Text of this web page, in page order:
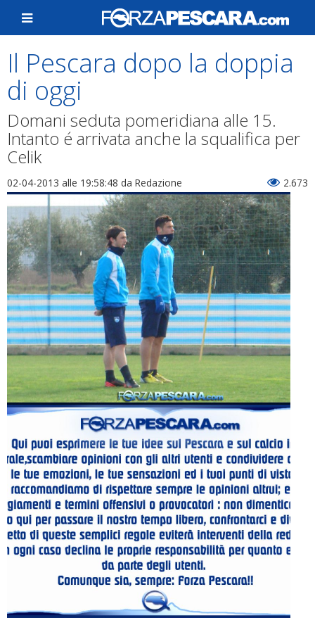
Il Pescara dopo la doppia
di oggi
Domani seduta pomeridiana alle 15.
Intanto é arrivata anche la squalifica per
Celik
02-04-2013 alle 19:58:48 da Redazione 2.673